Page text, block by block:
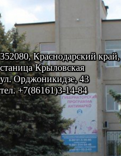
352080, Краснодарский край,
станица Крыловская
ул. Орджоникидзе, 43
тел. +7(86161)3-14-84